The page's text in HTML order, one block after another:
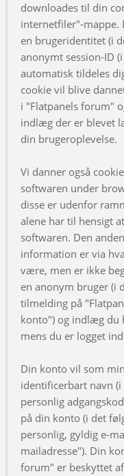
downloades til din
internetfiler"-mappe.
en brugeridentitet (i
anonymt session-ID
automatisk tildeles
cookie vil blive
i "Flatpanels forum"
indlæg der er blevet
din brugeroplevelse.
Vi danner også
softwaren under
disse er udenfor
alene har til hensigt
softwaren. Den
information er via
være, men er ikke
en anonym bruger (i
tilmelding på
konto") og indlæg du
mens du er logget
Din konto vil som
identificerbart navn
personlig
på din konto (i det
personlig, gyldig e-
mailadresse"). Din
forum" er beskyttet